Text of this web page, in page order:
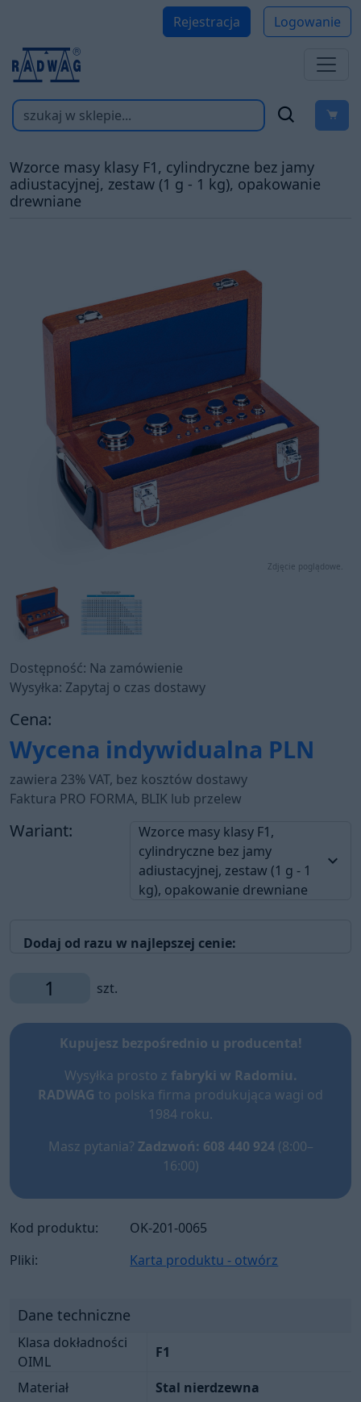
Rejestracja Logowanie
Wzorce masy klasy F1, cylindryczne bez jamy
adiustacyjnej, zestaw (1 g - 1 kg), opakowanie
drewniane
Zdjęcie poglądowe.
Dostępność: Na zamówienie
Wysyłka: Zapytaj o czas dostawy
Cena:
Wycena indywidualna PLN
zawiera 23% VAT, bez kosztów dostawy
Faktura PRO FORMA, BLIK lub przelew
Wariant:
Wzorce masy klasy F1,
cylindryczne bez jamy
adiustacyjnej, zestaw (1 g - 1
kg), opakowanie drewniane
keyboard_arrow_down
Dodaj od razu w najlepszej cenie:
szt.
Kupujesz bezpośrednio u producenta!
Wysyłka prosto z fabryki w Radomiu.
RADWAG to polska firma produkująca wagi od
1984 roku.
Masz pytania? Zadzwoń: 608 440 924(8:00–
16:00)
Kod produktu:
OK-201-0065
Pliki:
Karta produktu - otwórz
Dane techniczne
Klasa dokładności
OIML
F1
Materiał
Stal nierdzewna